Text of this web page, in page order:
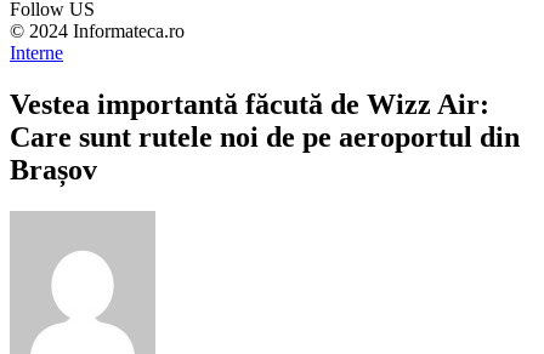
Follow US
© 2024 Informateca.ro
Interne
Vestea importantă făcută de Wizz Air:
Care sunt rutele noi de pe aeroportul din
Brașov